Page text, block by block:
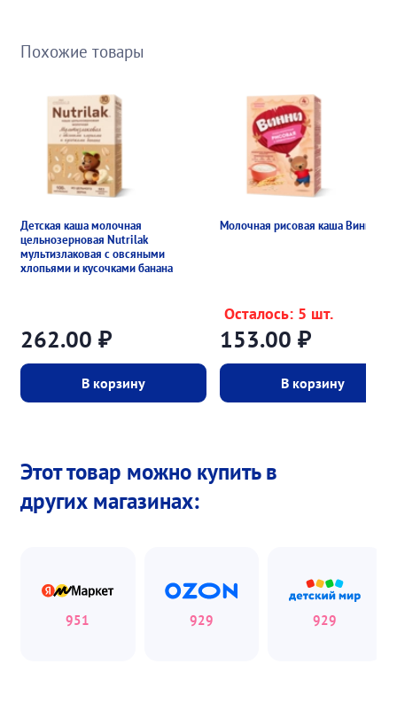
Похожие товары
Детская каша молочная
цельнозерновая Nutrilak
мультизлаковая с овсяными
хлопьями и кусочками банана
262.00 ₽
В корзину
Молочная рисовая каша Винни
153.00₽
Осталось: 5 шт.
В корзину
Этот товар можно купить в
других магазинах:
951 929 929